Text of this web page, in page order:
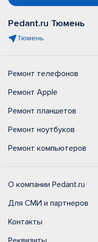
Pedant.ru Тюмень
Тюмень
Ремонт телефонов
Ремонт Apple
Ремонт планшетов
Ремонт ноутбуков
Ремонт компьютеров
О компании Pedant.ru
Для СМИ и партнеров
Контакты